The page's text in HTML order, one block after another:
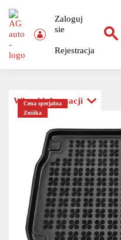
Zaloguj
sie
Rejestracja
Więcej informacji
Cena specjalna
Zniżka